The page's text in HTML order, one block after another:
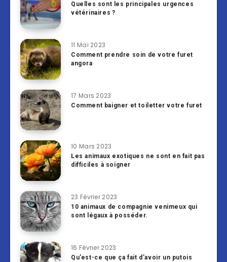
Quelles sont les principales urgences
vétérinaires ?
11 Mai 2023
Comment prendre soin de votre furet
angora
17 Mars 2023
Comment baigner et toiletter votre furet
10 Mars 2023
Les animaux exotiques ne sont en fait pas
difficiles à soigner
23 Février 2023
10 animaux de compagnie venimeux qui
sont légaux à posséder.
16 Février 2023
Qu’est-ce que ça fait d’avoir un putois